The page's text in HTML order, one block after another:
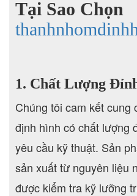
Tại Sao Chọn
1. Chất Lượng
Chúng tôi cam kết cung
định hình có chất lượng
yêu cầu kỹ thuật. Sản
sản xuất từ nguyên liệu
được kiểm tra kỹ lưỡng